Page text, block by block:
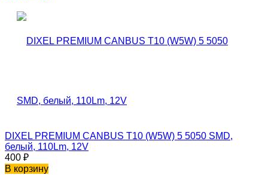
DIXEL PREMIUM CANBUS T10 (W5W) 5 5050 SMD,
белый, 110Lm, 12V
400 ₽
В корзину